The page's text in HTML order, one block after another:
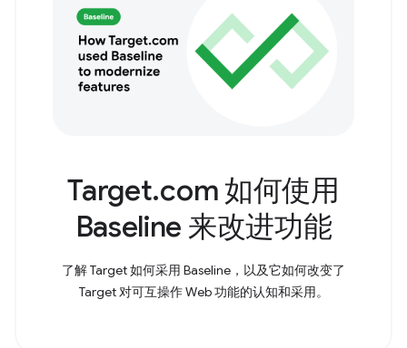
Target.com 如何使用
Baseline 来改进功能
了解 Target 如何采用 Baseline，以及它如何改变了
Target 对可互操作 Web 功能的认知和采用。